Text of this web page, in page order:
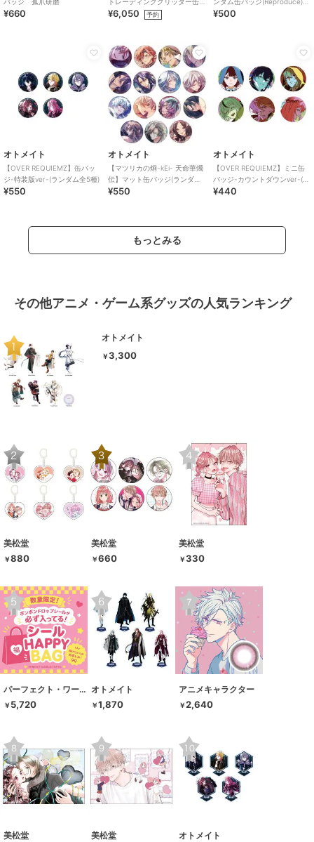
¥660
バッジ ゴシックドール
¥6,050 予約
（ランダム全5種）
¥500
オトメイト
【OVER REQUIEMZ】缶バッ
ジ-特装版ver-(ランダム全5種)
¥550
オトメイト
【マツリカの炯-kEi- 天命華燭
伝】マット缶バッジ(ランダム
全15種)
¥550
オトメイト
【OVER REQUIEMZ】ミニ缶
バッジ-カウントダウンver-(ラ
ンダム全6種)
¥440
もっとみる
その他アニメ・ゲーム系グッズの人気ランキング
オトメイト
￥3,300
美松堂
￥880
美松堂
￥660
美松堂
￥330
パーフェクト・ワールド・トーキョー
￥ 5,720
オトメイト
￥1,870
アニメキャラクター
￥2,640
美松堂 美松堂 オトメイト